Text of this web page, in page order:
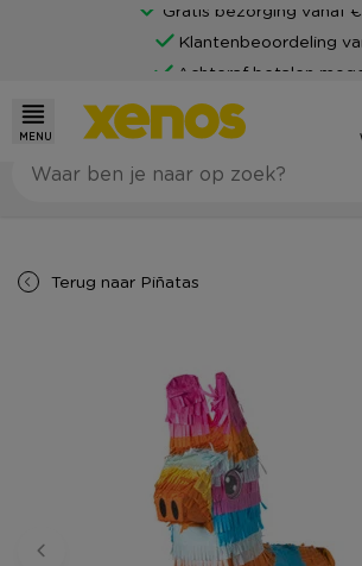
Gratis bezorging vanaf
Klantenbeoordeling
Achteraf betalen
MENU
Terug naar Piñatas